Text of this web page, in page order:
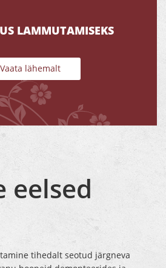
LAMMUTAMISEKS
Vaata lähemalt
eelsed
tihedalt seotud järgneva